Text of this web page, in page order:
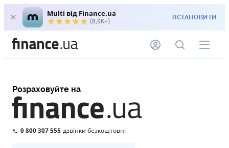
Multi від Finance.ua
(8,9K+) ВСТАНОВИТИ
Розраховуйте на
0 800 307 555 дзвінки безкоштовні